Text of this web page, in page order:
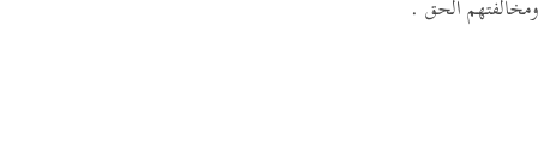
ومخالفتهم الحق .